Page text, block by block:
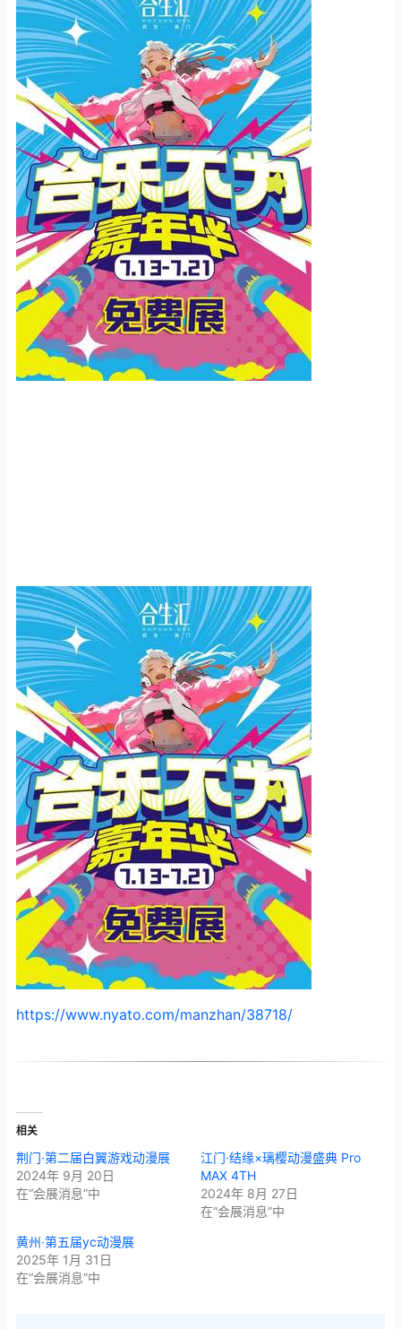
https://www.nyato.com/manzhan/38718/
相关
荆门·第二届白翼游戏动漫展
2024年 9月 20日
在“会展消息”中
江门·结缘×璃樱动漫盛典 Pro
MAX 4TH
2024年 8月 27日
在“会展消息”中
黄州·第五届yc动漫展
2025年 1月 31日
在“会展消息”中